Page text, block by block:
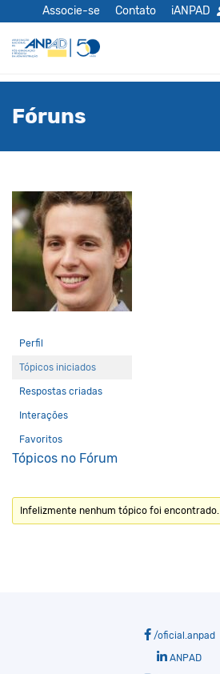
Associe-se Contato iANPAD
Fóruns
Perfil
Tópicos iniciados
Respostas criadas
Interações
Favoritos
Tópicos no Fórum
Infelizmente nenhum tópico foi encontrado.
/oficial.anpad
ANPAD